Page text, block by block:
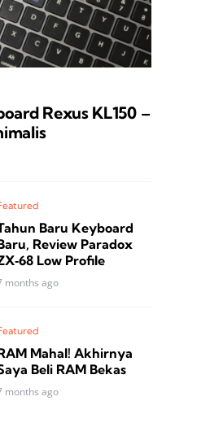
Rexus KL150 –
Baru Keyboard
Review Paradox
Low Profile
months ago
Mahal! Akhirnya
Beli RAM Bekas
months ago